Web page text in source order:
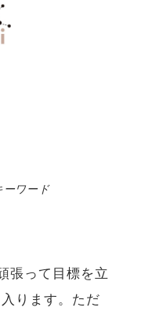
ーワード
張って目標を立
ります。ただ